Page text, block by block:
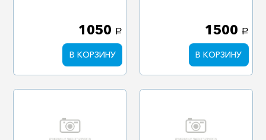
1050 a
В КОРЗИНУ
1500 a
В КОРЗИНУ